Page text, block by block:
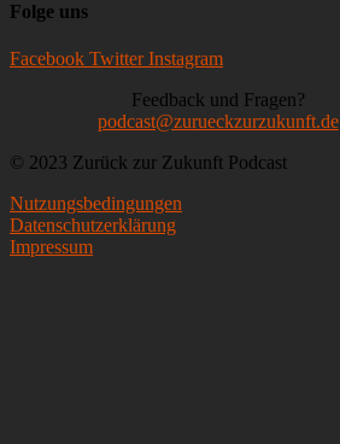
Folge uns
Facebook Twitter Instagram
Feedback und Fragen?
podcast@zurueckzurzukunft.de
© 2023 Zurück zur Zukunft Podcast
Nutzungsbedingungen
Datenschutzerklärung
Impressum